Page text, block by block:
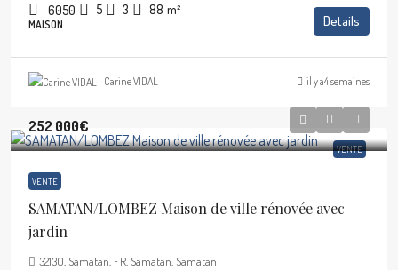
6050 5 3 88 m²
MAISON Details
Carine VIDAL il y a4 semaines
VENTE
252 000€
VENTE
SAMATAN/LOMBEZ Maison de ville rénovée avec
jardin
32130, Samatan, FR, Samatan, Samatan